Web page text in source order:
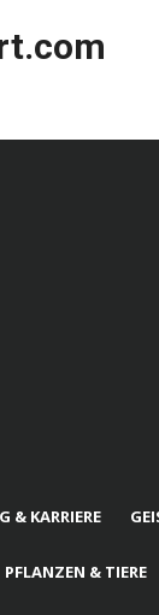
& KARRIERE
PFLANZEN & TIERE